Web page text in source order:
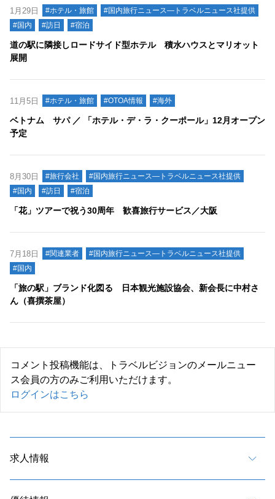
1月29日 #ホテル・旅館
#国内旅行ニュース―トラベルニュース社提供
#国内
#訪日 #宿泊
道の駅に隣接しロードサイド型ホテル 積水ハウスとマリオット
展開
11月5日 #ホテル・旅館 #OTOA情報 #海外
ベトナム サパ ／ 「ホテル・デ・ラ・クーポール」12月オープン
予定
8月30日 #旅行会社
#国内旅行ニュース―トラベルニュース社提供
#国内
#訪日 #宿泊
「花」ツアーで祝う30周年 歓喜旅行サービス／大阪
7月18日 #関連業者
#国内旅行ニュース―トラベルニュース社提供
#国内
「旅の駅」ブランド化図る 日本観光施設協会、新会長に中村さ
ん（喜撰茶屋）
コメント投稿機能は、トラベルビジョンのメールニュー
ス会員の方のみご利用いただけます。
ログインはこちら
求人情報